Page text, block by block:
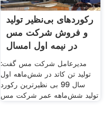
رکوردهای بی‌نظیر تولید
و فروش شرکت مس
در نیمه اول امسال
مدیرعامل شرکت مس گفت:
تولید تن کاتد در شش‌ماهه اول
سال 99 بی نظیرترین رکورد
تولید شش‌ماهه عمر شرکت مس